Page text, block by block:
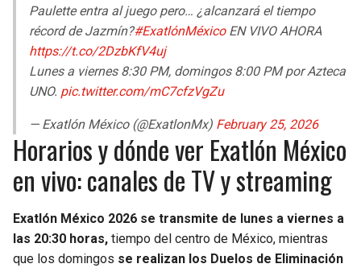
Paulette entra al juego pero… ¿alcanzará el tiempo
récord de Jazmín?#ExatlónMéxicoEN VIVO AHORA
https://t.co/2DzbKfV4uj
Lunes a viernes 8:30 PM, domingos 8:00 PM por Azteca
UNO. pic.twitter.com/mC7cfzVgZu
— Exatlón México (@ExatlonMx) February 25, 2026
Horarios y dónde ver Exatlón México
en vivo: canales de TV y streaming
Exatlón México 2026 se transmite de lunes a viernes a
las 20:30 horas, tiempo del centro de México, mientras
que los domingos se realizan los Duelos de Eliminación